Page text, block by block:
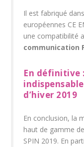
Il est fabriqué
européennes CE
une compatibilité
communication
En définitive :
d’hiver 2019
En conclusion, la
haut de gamme
SPIN 2019. En